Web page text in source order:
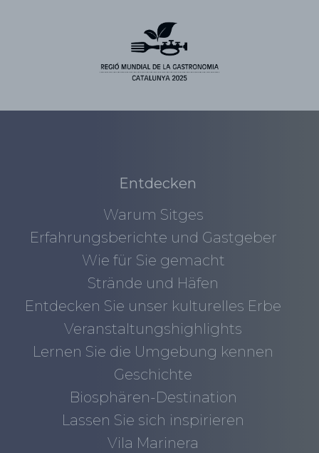
Entdecken
Warum Sitges
Erfahrungsberichte und Gastgeber
Wie für Sie gemacht
Strände und Häfen
Entdecken Sie unser kulturelles Erbe
Veranstaltungshighlights
Lernen Sie die Umgebung kennen
Geschichte
Biosphären-Destination
Lassen Sie sich inspirieren
Vila Marinera